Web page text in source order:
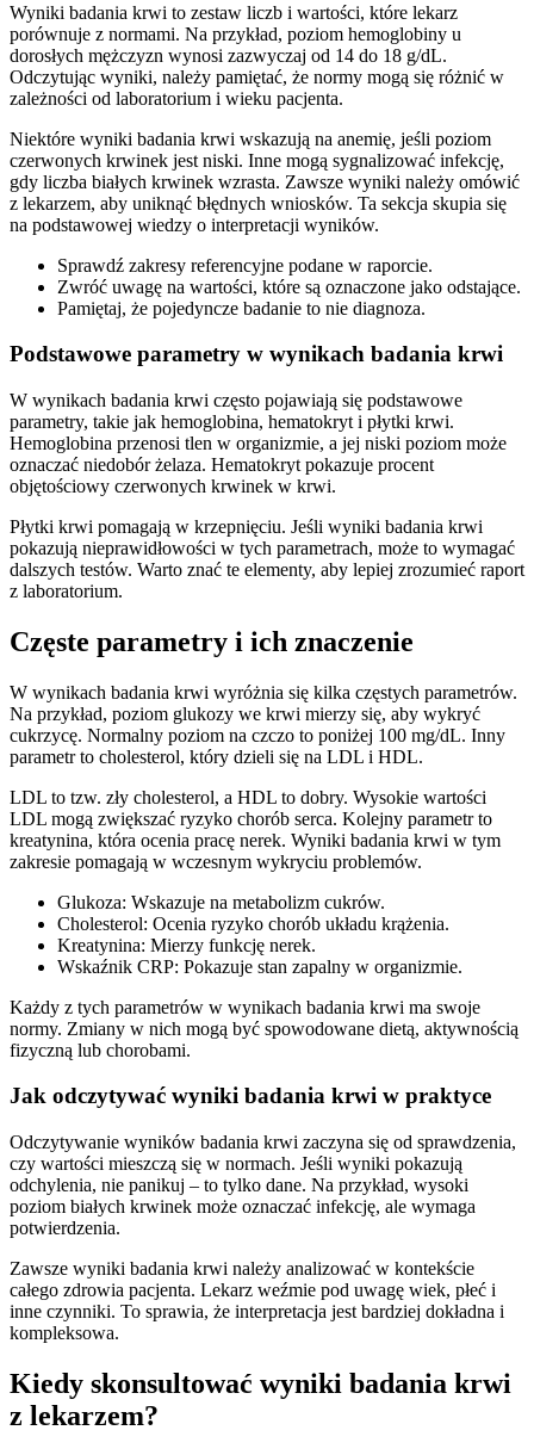
Wyniki badania krwi to zestaw liczb i wartości, które lekarz
porównuje z normami. Na przykład, poziom hemoglobiny u
dorosłych mężczyzn wynosi zazwyczaj od 14 do 18 g/dL.
Odczytując wyniki, należy pamiętać, że normy mogą się różnić w
zależności od laboratorium i wieku pacjenta.
Niektóre wyniki badania krwi wskazują na anemię, jeśli poziom
czerwonych krwinek jest niski. Inne mogą sygnalizować infekcję,
gdy liczba białych krwinek wzrasta. Zawsze wyniki należy omówić
z lekarzem, aby uniknąć błędnych wniosków. Ta sekcja skupia się
na podstawowej wiedzy o interpretacji wyników.
Sprawdź zakresy referencyjne podane w raporcie.
Zwróć uwagę na wartości, które są oznaczone jako odstające.
Pamiętaj, że pojedyncze badanie to nie diagnoza.
Podstawowe parametry w wynikach badania krwi
W wynikach badania krwi często pojawiają się podstawowe
parametry, takie jak hemoglobina, hematokryt i płytki krwi.
Hemoglobina przenosi tlen w organizmie, a jej niski poziom może
oznaczać niedobór żelaza. Hematokryt pokazuje procent
objętościowy czerwonych krwinek w krwi.
Płytki krwi pomagają w krzepnięciu. Jeśli wyniki badania krwi
pokazują nieprawidłowości w tych parametrach, może to wymagać
dalszych testów. Warto znać te elementy, aby lepiej zrozumieć raport
z laboratorium.
Częste parametry i ich znaczenie
W wynikach badania krwi wyróżnia się kilka częstych parametrów.
Na przykład, poziom glukozy we krwi mierzy się, aby wykryć
cukrzycę. Normalny poziom na czczo to poniżej 100 mg/dL. Inny
parametr to cholesterol, który dzieli się na LDL i HDL.
LDL to tzw. zły cholesterol, a HDL to dobry. Wysokie wartości
LDL mogą zwiększać ryzyko chorób serca. Kolejny parametr to
kreatynina, która ocenia pracę nerek. Wyniki badania krwi w tym
zakresie pomagają w wczesnym wykryciu problemów.
Glukoza: Wskazuje na metabolizm cukrów.
Cholesterol: Ocenia ryzyko chorób układu krążenia.
Kreatynina: Mierzy funkcję nerek.
Wskaźnik CRP: Pokazuje stan zapalny w organizmie.
Każdy z tych parametrów w wynikach badania krwi ma swoje
normy. Zmiany w nich mogą być spowodowane dietą, aktywnością
fizyczną lub chorobami.
Jak odczytywać wyniki badania krwi w praktyce
Odczytywanie wyników badania krwi zaczyna się od sprawdzenia,
czy wartości mieszczą się w normach. Jeśli wyniki pokazują
odchylenia, nie panikuj – to tylko dane. Na przykład, wysoki
poziom białych krwinek może oznaczać infekcję, ale wymaga
potwierdzenia.
Zawsze wyniki badania krwi należy analizować w kontekście
całego zdrowia pacjenta. Lekarz weźmie pod uwagę wiek, płeć i
inne czynniki. To sprawia, że interpretacja jest bardziej dokładna i
kompleksowa.
Kiedy skonsultować wyniki badania krwi
z lekarzem?